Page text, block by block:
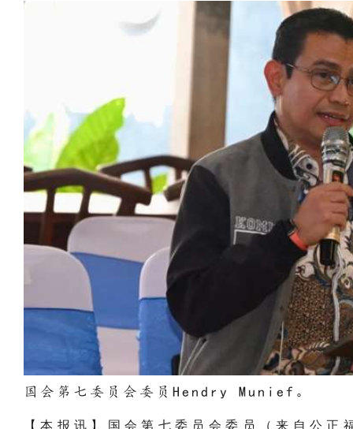
国会第七委员会委员Hendry Munief。
【本报讯】国会第七委员会委员（来自公